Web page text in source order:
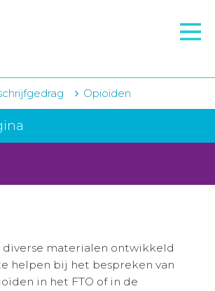
Opioïden
diverse materialen ontwikkeld
helpen bij het bespreken van
in het FTO of in de